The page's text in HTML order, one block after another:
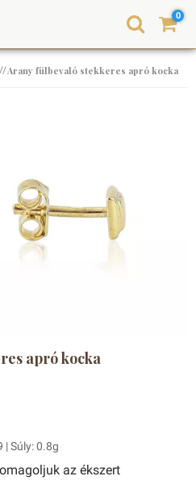
0
//Arany fülbevaló stekkeres apró kocka
apró kocka
| Súly: 0.8g
az ékszert